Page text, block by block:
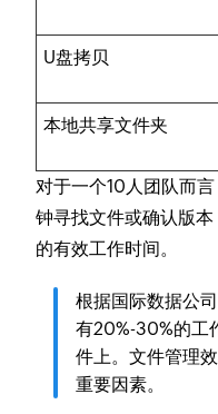
U盘拷贝
本地共享文件夹
对于一个10人团队而
钟寻找文件或确认版
的有效工作时间。
根据国际数据公
有20%-30%的工
件上。文件管理
重要因素。